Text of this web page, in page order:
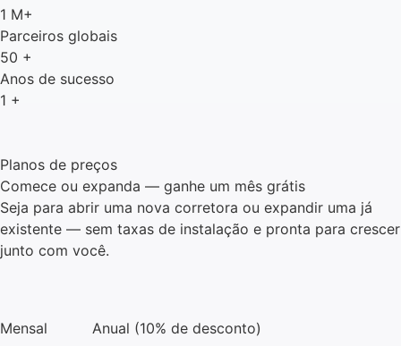
1 M+
Parceiros globais
50 +
Anos de sucesso
1 +
Planos de preços
Comece ou expanda — ganhe um mês grátis
Seja para abrir uma nova corretora ou expandir uma já
existente — sem taxas de instalação e pronta para crescer
junto com você.
Mensal Anual (10% de desconto)